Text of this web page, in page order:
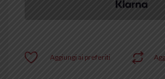
Aggiungi ai preferiti